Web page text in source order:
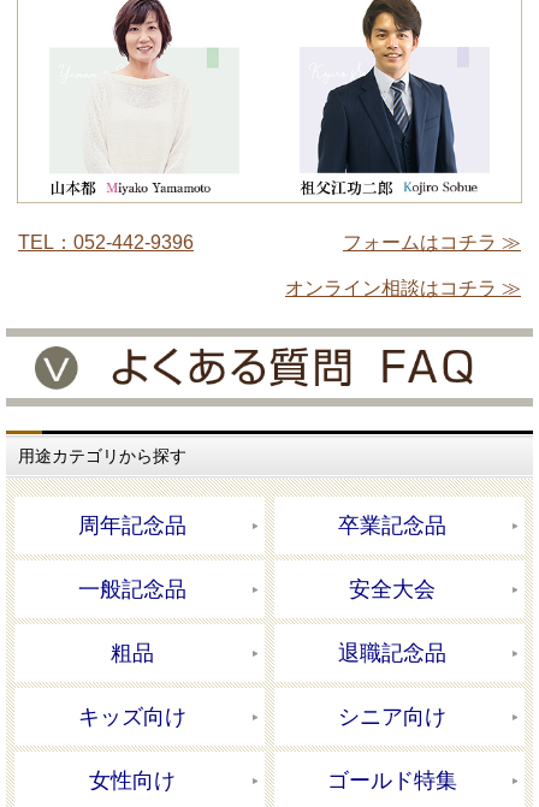
TEL：052-442-9396 フォームはコチラ ≫
オンライン相談はコチラ ≫
用途カテゴリから探す
周年記念品 卒業記念品
一般記念品 安全大会
粗品 退職記念品
キッズ向け シニア向け
女性向け ゴールド特集